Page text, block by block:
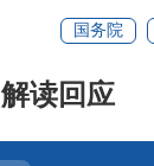
国务院
解读回应